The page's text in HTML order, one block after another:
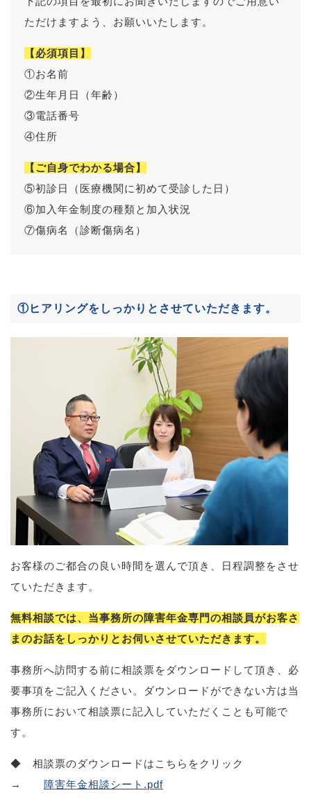
ただけますよう、お願いいたします。
【必須項目】
①お名前
②生年月日（年齢）
③電話番号
④住所
【ご自身でわかる場合】
⑤初診日（医療機関に初めて受診した日）
⑥加入年金制度の種類と加入状況
⑦傷病名（診断傷病名）
①ヒアリングをしっかりとさせていただきます。
お客様のご都合の良い時間を選んで頂き、日程調整をさせ
ていただきます。
無料相談では、当事務所の障害年金専門の相談員がお客さ
まのお話をしっかりとお伺いさせていただきます。
事務所へ訪問する前に相談票をダウンロードして頂き、必
要事項をご記入ください。ダウンロードができない方は当
事務所において相談票に記入していただくことも可能で
す。
◆ 相談票のダウンロードはこちらをクリック
→ 障害年金相談シート.pdf